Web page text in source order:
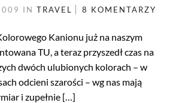
IN TRAVEL 8 KOMENTARZY
Kanionu już na naszym
TU, a teraz przyszedł czas na
dwóch ulubionych kolorach – w
odcieni szarości – wg nas mają
i zupełnie […]